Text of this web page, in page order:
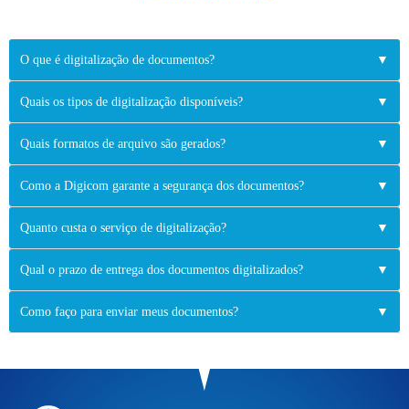
O que é digitalização de documentos? ▼
Quais os tipos de digitalização disponíveis? ▼
Quais formatos de arquivo são gerados? ▼
Como a Digicom garante a segurança dos documentos? ▼
Quanto custa o serviço de digitalização? ▼
Qual o prazo de entrega dos documentos digitalizados? ▼
Como faço para enviar meus documentos? ▼